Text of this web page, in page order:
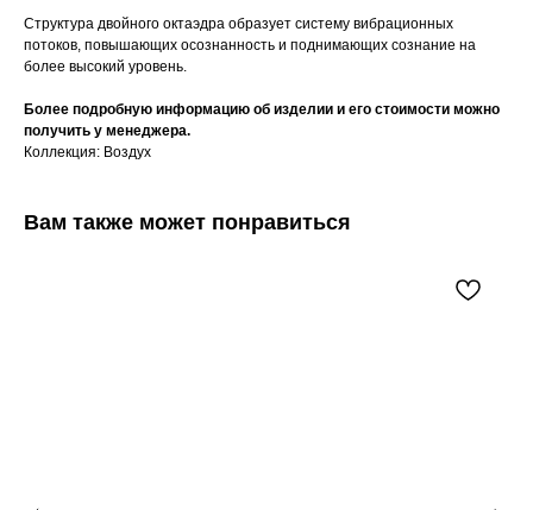
Структура двойного октаэдра образует систему вибрационных
потоков, повышающих осознанность и поднимающих сознание на
более высокий уровень.
Более подробную информацию об изделии и его стоимости можно
получить у менеджера.
Коллекция: Воздух
Вам также может понравиться